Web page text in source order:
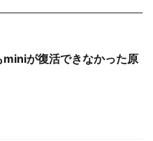
が復活できなかった原